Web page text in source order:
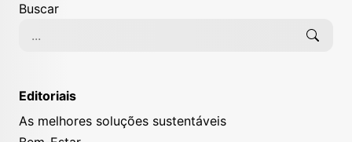
Buscar
Editoriais
As melhores soluções sustentáveis